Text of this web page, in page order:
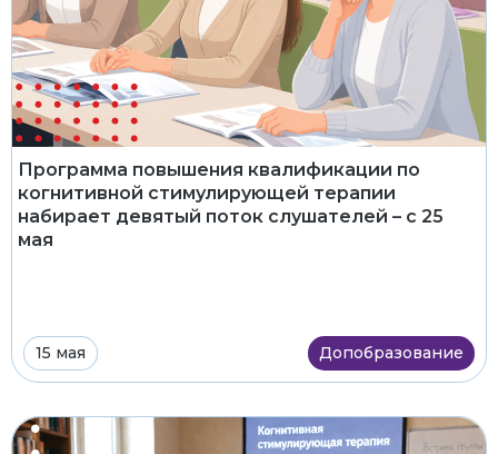
Программа повышения квалификации по
когнитивной стимулирующей терапии
набирает девятый поток слушателей – с 25
мая
15 мая Допобразование